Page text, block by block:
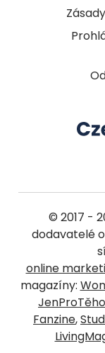
© 2017 -
dodavatelé
online
magazíny:
Fanzine,